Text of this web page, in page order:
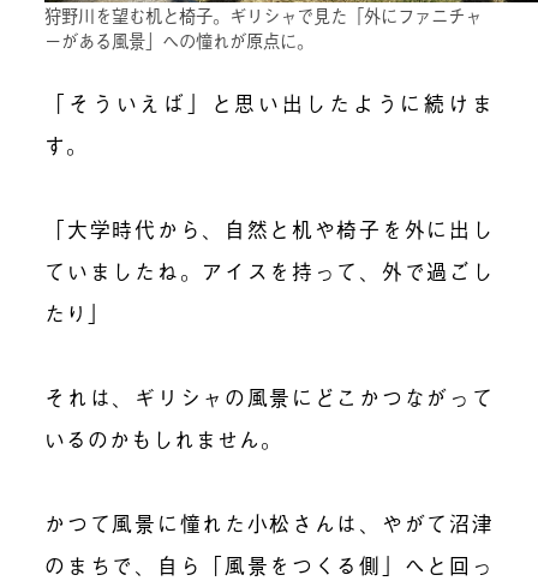
狩野川を望む机と椅子。ギリシャで見た「外にファニチャ
ーがある風景」への憧れが原点に。
「そういえば」と思い出したように続けま
す。
「大学時代から、自然と机や椅子を外に出し
ていましたね。アイスを持って、外で過ごし
たり」
それは、ギリシャの風景にどこかつながって
いるのかもしれません。
かつて風景に憧れた小松さんは、やがて沼津
のまちで、自ら「風景をつくる側」へと回っ